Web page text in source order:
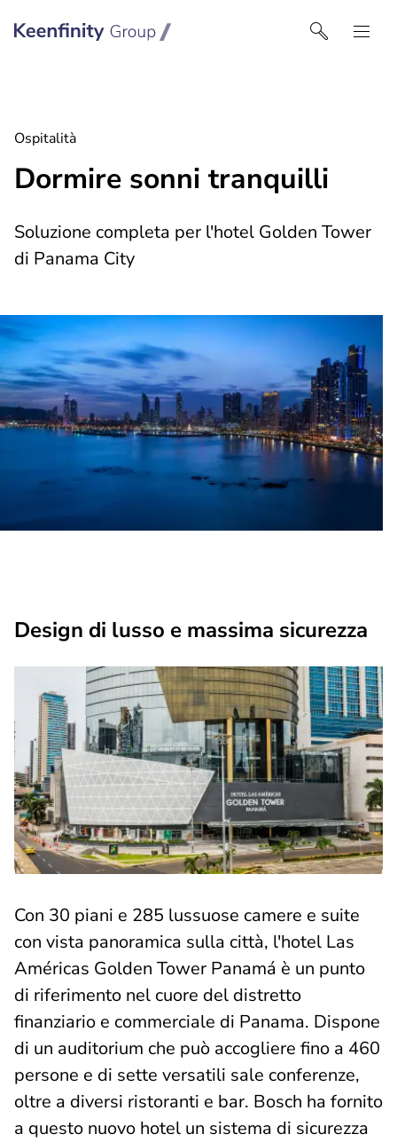
Keenfinity Group I Italy
Ospitalità
Dormire sonni tranquilli
Soluzione completa per l'hotel Golden Tower
di Panama City
Design di lusso e massima sicurezza
Con 30 piani e 285 lussuose camere e suite
con vista panoramica sulla città, l'hotel Las
Américas Golden Tower Panamá è un punto
di riferimento nel cuore del distretto
finanziario e commerciale di Panama. Dispone
di un auditorium che può accogliere fino a 460
persone e di sette versatili sale conferenze,
oltre a diversi ristoranti e bar. Bosch ha fornito
a questo nuovo hotel un sistema di sicurezza